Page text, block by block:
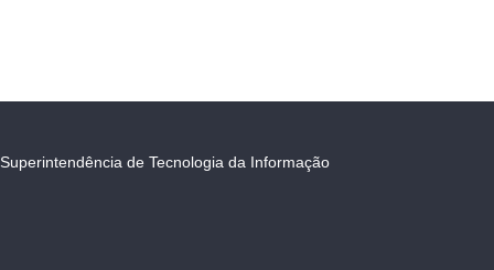
Superintendência de Tecnologia da Informação